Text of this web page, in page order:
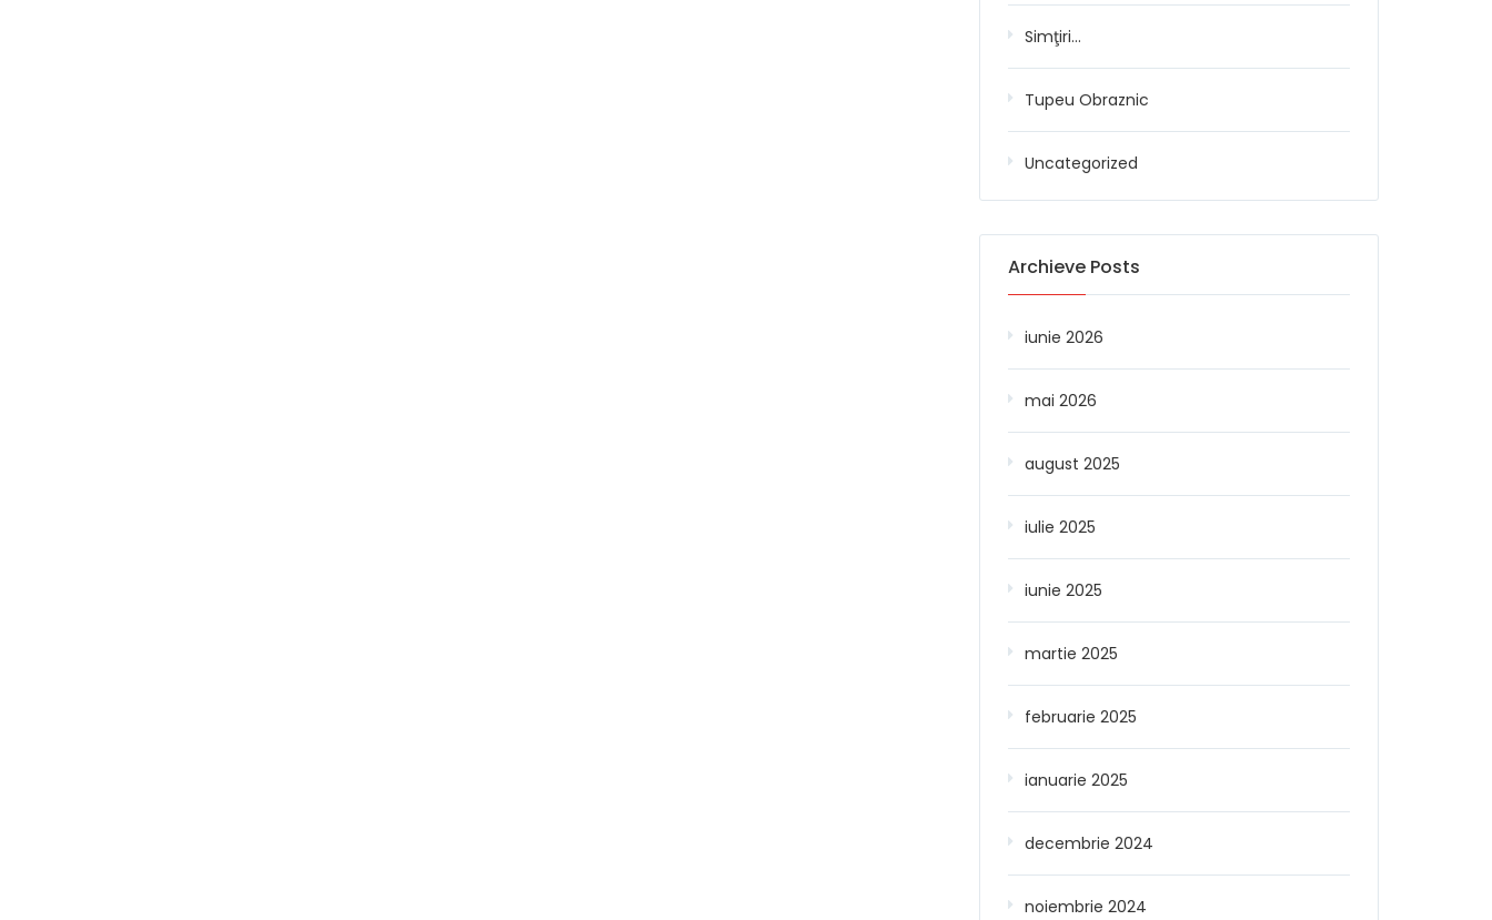
Simţiri…
Tupeu Obraznic
Uncategorized
Archieve Posts
iunie 2026
mai 2026
august 2025
iulie 2025
iunie 2025
martie 2025
februarie 2025
ianuarie 2025
decembrie 2024
noiembrie 2024